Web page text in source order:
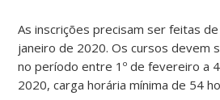
As inscrições precisam ser feitas
janeiro de 2020. Os cursos devem
no período entre 1º de fevereiro a
2020, carga horária mínima de 54